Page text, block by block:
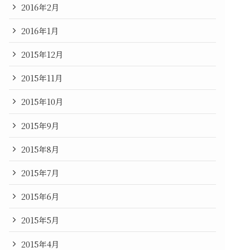
2016年2月
2016年1月
2015年12月
2015年11月
2015年10月
2015年9月
2015年8月
2015年7月
2015年6月
2015年5月
2015年4月